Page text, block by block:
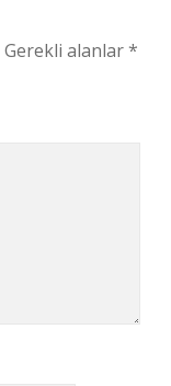
Gerekli alanlar*